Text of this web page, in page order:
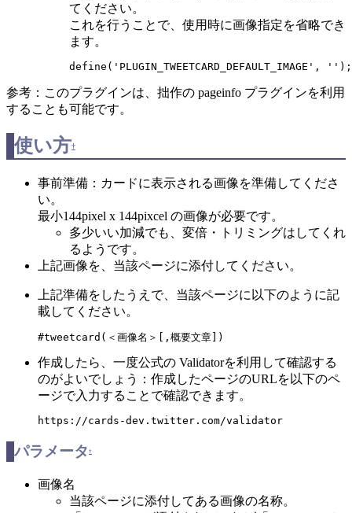
てください。
これを行うことで、使用時に画像指定を省略でき
ます。
define('PLUGIN_TWEETCARD_DEFAULT_IMAGE',
参考：このプラグインは、拙作の pageinfo プラグインを利用
することも可能です。
使い方†
事前準備：カードに表示される画像を準備してくださ
い。
最小144pixel x 144pixcel の画像が必要です。
多少いい加減でも、変倍・トリミングはしてくれ
るようです。
上記画像を、当該ページに添付してください。
上記準備をしたうえで、当該ページに以下のように記
載してください。
#tweetcard(＜画像名＞[,概要文章])
作成したら、一度公式の Validatorを利用して確認する
のがよいでしょう：作成したページのURLを以下のペ
ージで入力することで確認できます。
https://cards-dev.twitter.com/validator
パラメータ †
画像名
当該ページに添付してある画像の名称。